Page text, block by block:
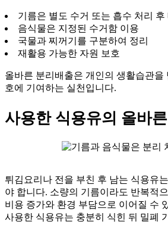
기름은 별도 수거 또는 흡수 처리 후
음식물은 지정된 수거함 이용
국물과 찌꺼기를 구분하여 정리
재활용 가능한 자원 보호
올바른 분리배출은 개인의 생활습관을
호에 기여하는 실천입니다.
사용한 식용유의 올바
튀김요리나 전을 부친 후 남는 식용유
야 합니다. 소량의 기름이라도 반복적
비용 증가와 환경 부담으로 이어질 수
사용한 식용유는 충분히 식힌 뒤 밀폐